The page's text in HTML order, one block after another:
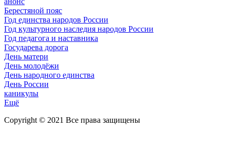
Берестяной пояс
Год единства народов России
Год культурного наследия народов России
Год педагога и наставника
Государева дорога
День матери
День молодёжи
День народного единства
День России
каникулы
Ещё
Copyright © 2021 Все права защищены